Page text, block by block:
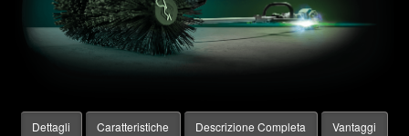
Dettagli Caratteristiche Descrizione Completa Vantaggi